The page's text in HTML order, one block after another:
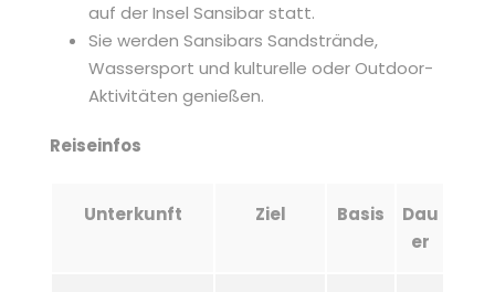
auf der Insel Sansibar statt.
Sie werden Sansibars Sandstrände,
Wassersport und kulturelle oder Outdoor-
Aktivitäten genießen.
Reiseinfos
Unterkunft Ziel Basis
Dau
er